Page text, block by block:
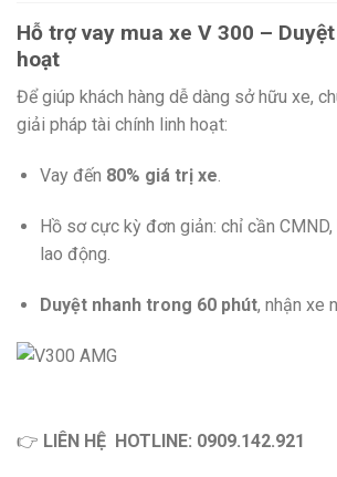
Hỗ trợ vay mua xe V 300 –
hoạt
Để giúp khách hàng dễ dàng sở hữu xe,
giải pháp tài chính linh hoạt:
Vay đến 80% giá trị xe.
Hồ sơ cực kỳ đơn giản: chỉ cần
lao động.
Duyệt nhanh trong 60 phút, nhận xe
👉 LIÊN HỆ HOTLINE: 0909.142.921